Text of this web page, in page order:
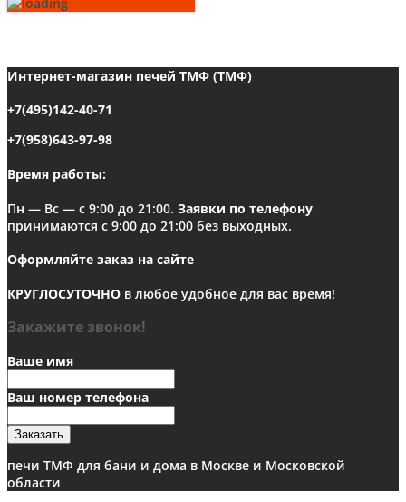
Интернет-магазин печей ТМФ (ТМФ)
+7(495)142-40-71
+7(958)643-97-98
Время работы:
Пн — Вс — с 9:00 до 21:00. Заявки по телефону
принимаются с 9:00 до 21:00 без выходных.
Оформляйте заказ на сайте
КРУГЛОСУТОЧНО в любое удобное для вас время!
Закажите звонок!
Ваше имя
Ваш номер телефона
Заказать
печи ТМФ для бани и дома в Москве и Московской
области